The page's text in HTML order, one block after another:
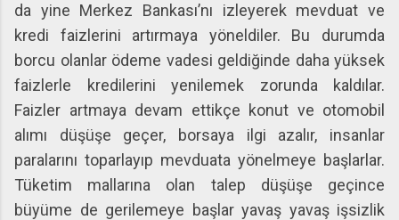
da yine Merkez Bankası’nı izleyerek mevduat ve
kredi faizlerini artırmaya yöneldiler. Bu durumda
borcu olanlar ödeme vadesi geldiğinde daha yüksek
faizlerle kredilerini yenilemek zorunda kaldılar.
Faizler artmaya devam ettikçe konut ve otomobil
alımı düşüşe geçer, borsaya ilgi azalır, insanlar
paralarını toparlayıp mevduata yönelmeye başlarlar.
Tüketim mallarına olan talep düşüşe geçince
büyüme de gerilemeye başlar yavaş yavaş işsizlik